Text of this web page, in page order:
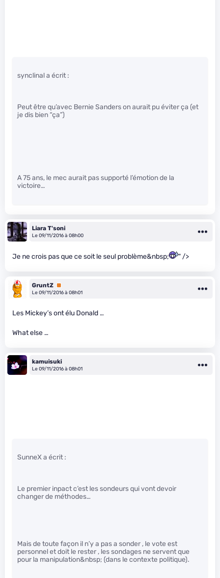
synclinal a écrit :
Peut être qu’avec Bernie Sanders on aurait pu éviter ça (et
je dis bien “ça”)
A 75 ans, le mec aurait pas supporté l’émotion de la
victoire…
Liara T'soni
Le 09/11/2016 à 08h00
Je ne crois pas que ce soit le seul problème&nbsp; " />
GruntZ Premium
Le 09/11/2016 à 08h01
Les Mickey’s ont élu Donald …
What else …
kamuisuki
Le 09/11/2016 à 08h01
SunneX a écrit :
Le premier inpact c’est les sondeurs qui vont devoir
changer de méthodes…
Mais de toute façon il n’y a pas a sonder , le vote est
personnel et doit le rester , les sondages ne servent que
pour la manipulation&nbsp; (dans le contexte politique).